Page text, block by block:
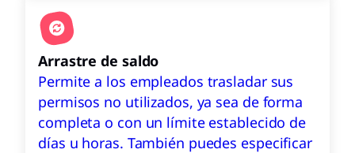
Arrastre de saldo
Permite a los empleados trasladar sus
permisos no utilizados, ya sea de forma
completa o con un límite establecido de
días u horas. También puedes especificar